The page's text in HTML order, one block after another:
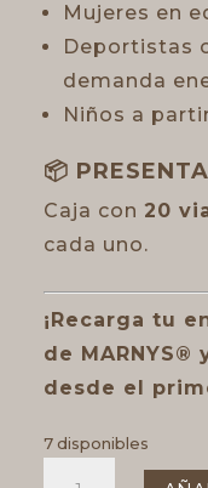
Mujeres en
Deportistas
demanda
Niños a
📦
Caja con 20
cada uno.
¡Recarga tu
de
desde el
7 disponibles
FERROBINE